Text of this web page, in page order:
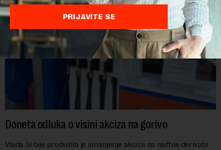
Doneta odluka o visini akciza na gorivo
Vlada Srbije produžila je smanjenje akciza na naftne derivate
PRIJAVITE SE